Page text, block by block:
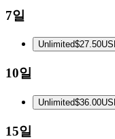
7일
Unlimited$27.50
10일
Unlimited$36.00
15일